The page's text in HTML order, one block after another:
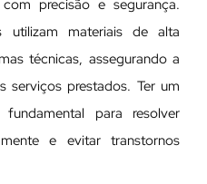
precisão e segurança.
utilizam materiais de alta
técnicas, assegurando a
serviços prestados. Ter um
para resolver
e evitar transtornos